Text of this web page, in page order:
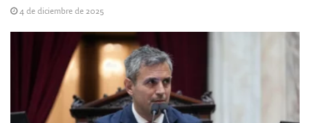
4 de diciembre de 2025